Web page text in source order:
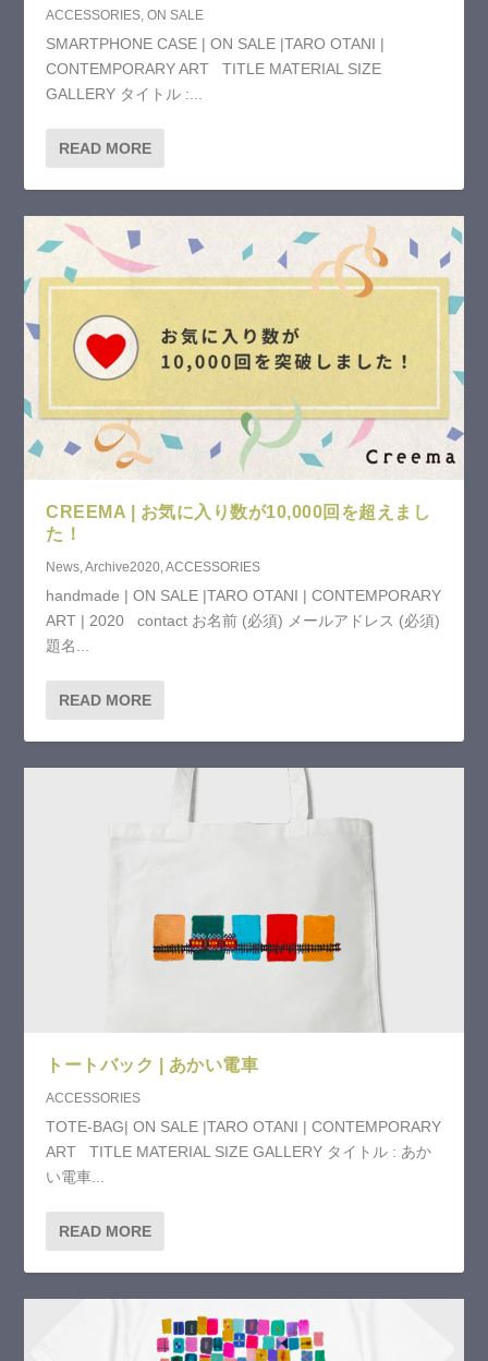
ACCESSORIES ,ON SALE
SMARTPHONE CASE | ON SALE |TARO OTANI |
CONTEMPORARY ART TITLE MATERIAL SIZE
GALLERY タイトル :...
READ MORE
CREEMA | お気に入り数が10,000回を超えまし
た！
News ,Archive2020 ,ACCESSORIES
handmade | ON SALE |TARO OTANI | CONTEMPORARY
ART | 2020 contact お名前 (必須) メールアドレス (必須)
題名...
READ MORE
トートバック | あかい電車
ACCESSORIES
TOTE-BAG| ON SALE |TARO OTANI | CONTEMPORARY
ART TITLE MATERIAL SIZE GALLERY タイトル : あか
い電車...
READ MORE